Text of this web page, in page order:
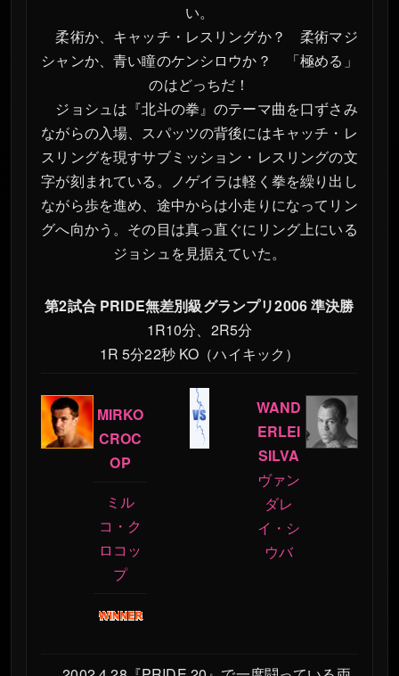
い。
柔術か、キャッチ・レスリングか？ 柔術マジ
シャンか、青い瞳のケンシロウか？ 「極める」
のはどっちだ！
ジョシュは『北斗の拳』のテーマ曲を口ずさみ
ながらの入場、スパッツの背後にはキャッチ・レ
スリングを現すサブミッション・レスリングの文
字が刻まれている。ノゲイラは軽く拳を繰り出し
ながら歩を進め、途中からは小走りになってリン
グへ向かう。その目は真っ直ぐにリング上にいる
ジョシュを見据えていた。
第2試合 PRIDE無差別級グランプリ2006 準決勝
1R10分、2R5分
1R 5分22秒 KO（ハイキック）
MIRKO
CROC
OP
ミル
コ・ク
ロコッ
プ
WAND
ERLEI
SILVA
ヴァン
ダレ
イ・シ
ウバ